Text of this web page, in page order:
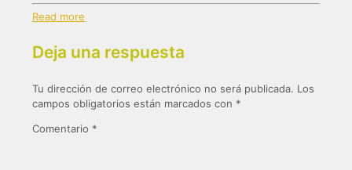
Read more
Deja una respuesta
Tu dirección de correo electrónico no será publicada. Los
campos obligatorios están marcados con *
Comentario *